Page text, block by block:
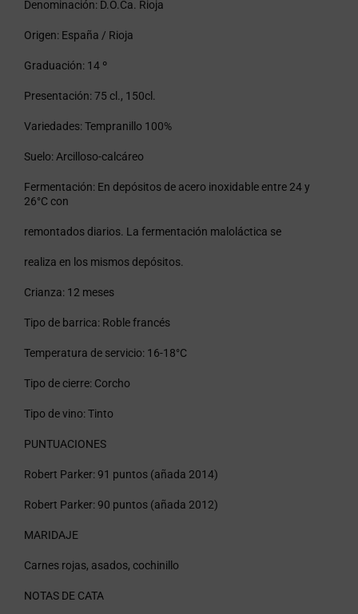
Denominación: D.O.Ca. Rioja
Origen: España / Rioja
Graduación: 14 º
Presentación:75 cl., 150cl.
Variedades:Tempranillo 100%
Suelo: Arcilloso-calcáreo
Fermentación: En depósitos de acero inoxidable entre 24 y
26°C con
remontados diarios. La fermentación maloláctica se
realiza en los mismos depósitos.
Crianza: 12 meses
Tipo de barrica: Roble francés
Temperatura de servicio: 16-18°C
Tipo de cierre: Corcho
Tipo de vino:Tinto
PUNTUACIONES
Robert Parker: 91 puntos (añada 2014)
Robert Parker: 90 puntos (añada 2012)
MARIDAJE
Carnes rojas, asados, cochinillo
NOTAS DE CATA